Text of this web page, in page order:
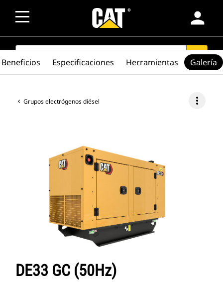
person
SEARCH search
Grupos electrógenos diésel more_vert
DE33 GC (50Hz)
Beneficios Especificaciones Herramientas Galería